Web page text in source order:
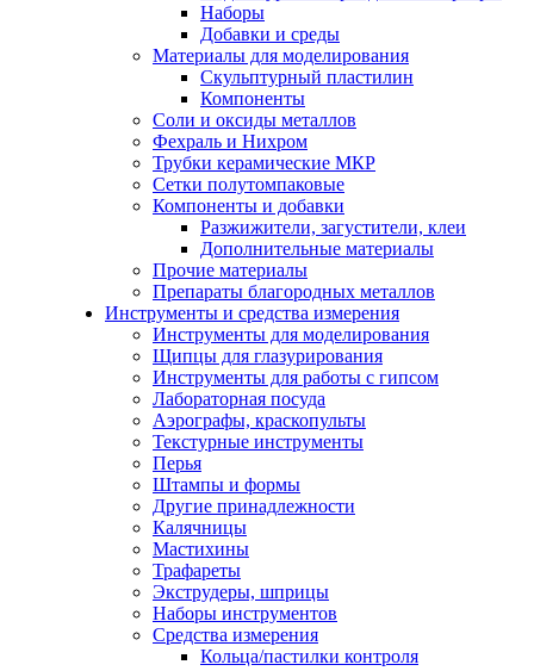
Наборы
Добавки и среды
Материалы для моделирования
Скульптурный пластилин
Компоненты
Соли и оксиды металлов
Фехраль и Нихром
Трубки керамические МКР
Сетки полутомпаковые
Компоненты и добавки
Разжижители, загустители, клеи
Дополнительные материалы
Прочие материалы
Препараты благородных металлов
Инструменты и средства измерения
Инструменты для моделирования
Щипцы для глазурирования
Инструменты для работы с гипсом
Лабораторная посуда
Аэрографы, краскопульты
Текстурные инструменты
Перья
Штампы и формы
Другие принадлежности
Калячницы
Мастихины
Трафареты
Экструдеры, шприцы
Наборы инструментов
Средства измерения
Кольца/пастилки контроля